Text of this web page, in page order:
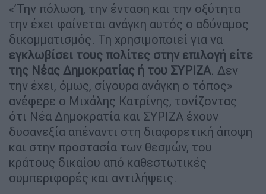
«’Την πόλωση, την ένταση και την οξύτητα
την έχει φαίνεται ανάγκη αυτός ο αδύναμος
δικομματισμός. Τη χρησιμοποιεί για να
εγκλωβίσει τους πολίτες στην επιλογή είτε
της Νέας Δημοκρατίας ή του ΣΥΡΙΖΑ. Δεν
την έχει, όμως, σίγουρα ανάγκη ο τόπος»
ανέφερε ο Μιχάλης Κατρίνης, τονίζοντας
ότι Νέα Δημοκρατία και ΣΥΡΙΖΑ έχουν
δυσανεξία απέναντι στη διαφορετική άποψη
και στην προστασία των θεσμών, του
κράτους δικαίου από καθεστωτικές
συμπεριφορές και αντιλήψεις.